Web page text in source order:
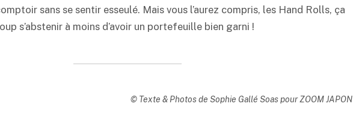
sans se sentir esseulé. Mais vous l’aurez compris, les Hand Rolls, ça
s’abstenir à moins d’avoir un portefeuille bien garni !
© Texte & Photos de Sophie Gallé Soas pour ZOOM JAPON